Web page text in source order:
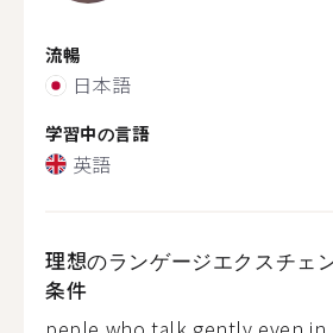
流暢
日本語
学習中の言語
英語
理想のランゲージエクスチェ
条件